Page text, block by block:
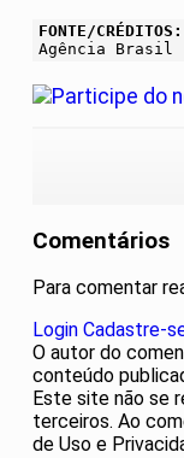
FONTE/CRÉDITOS:
Agência Brasil
Comentários
Para comentar
Login Cadastre-
O autor do
conteúdo
Este site não se
terceiros. Ao
de Uso e